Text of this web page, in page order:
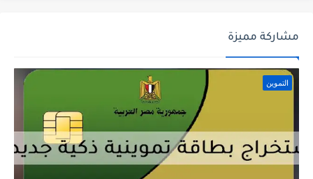
مشاركة مميزة
التموين